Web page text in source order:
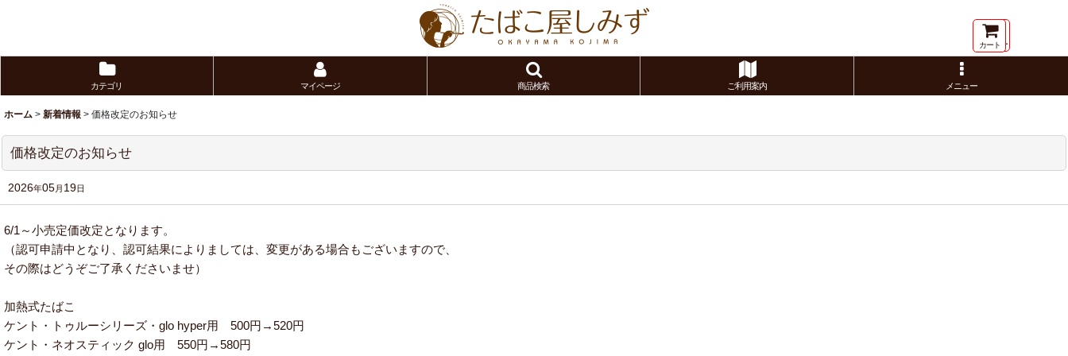
メニュー
カート
カテゴリ マイページ 商品検索 ご利用案内 メニュー
ホーム > 新着情報 > 価格改定のお知らせ
価格改定のお知らせ
2026年05月 19日
6/1～小売定価改定となります。
（認可申請中となり、認可結果によりましては、変更がある場合もございますので、
その際はどうぞご了承くださいませ）
加熱式たばこ
ケント・トゥルーシリーズ・glo hyper用 500円→520円
ケント・ネオスティック glo用 550円→580円